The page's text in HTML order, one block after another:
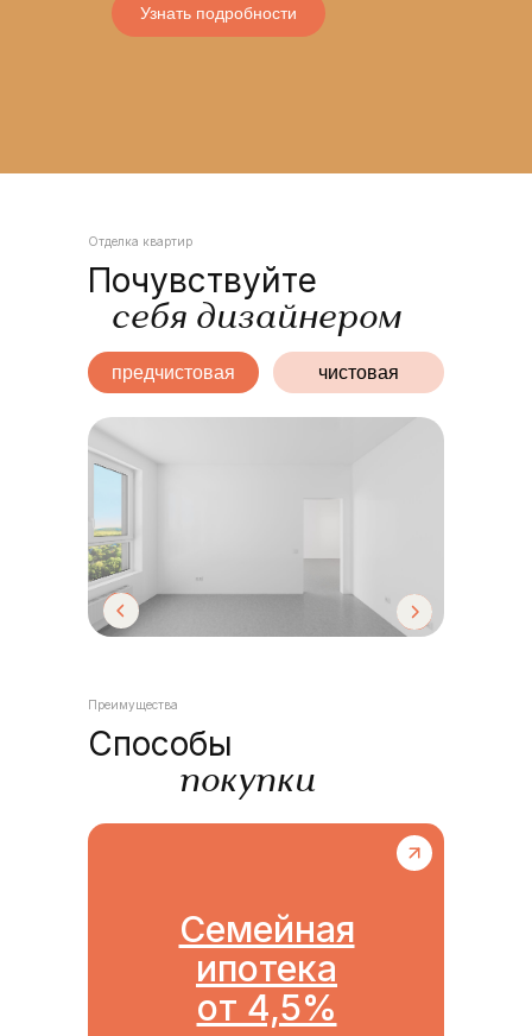
Узнать подробности
Отделка квартир
Почувствуйте
себя дизайнером
чистовая
предчистовая
Преимущества
Способы
покупки
Семейная
ипотека
от 4,5%